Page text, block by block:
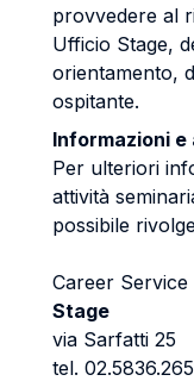
provvedere al
Ufficio Stage,
orientamento,
ospitante.
Informazioni e
Per ulteriori
attività
possibile
Career Service
Stage
via Sarfatti 25
tel.